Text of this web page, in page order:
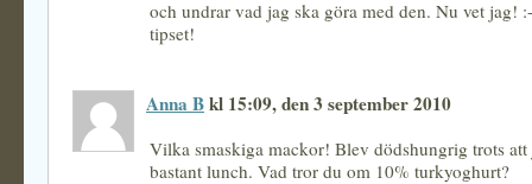
och undrar vad jag ska göra med den. Nu vet jag!
tipset!
Anna Bkl 15:09, den 3 september 2010
Vilka smaskiga mackor! Blev dödshungrig trots att
bastant lunch. Vad tror du om 10% turkyoghurt?